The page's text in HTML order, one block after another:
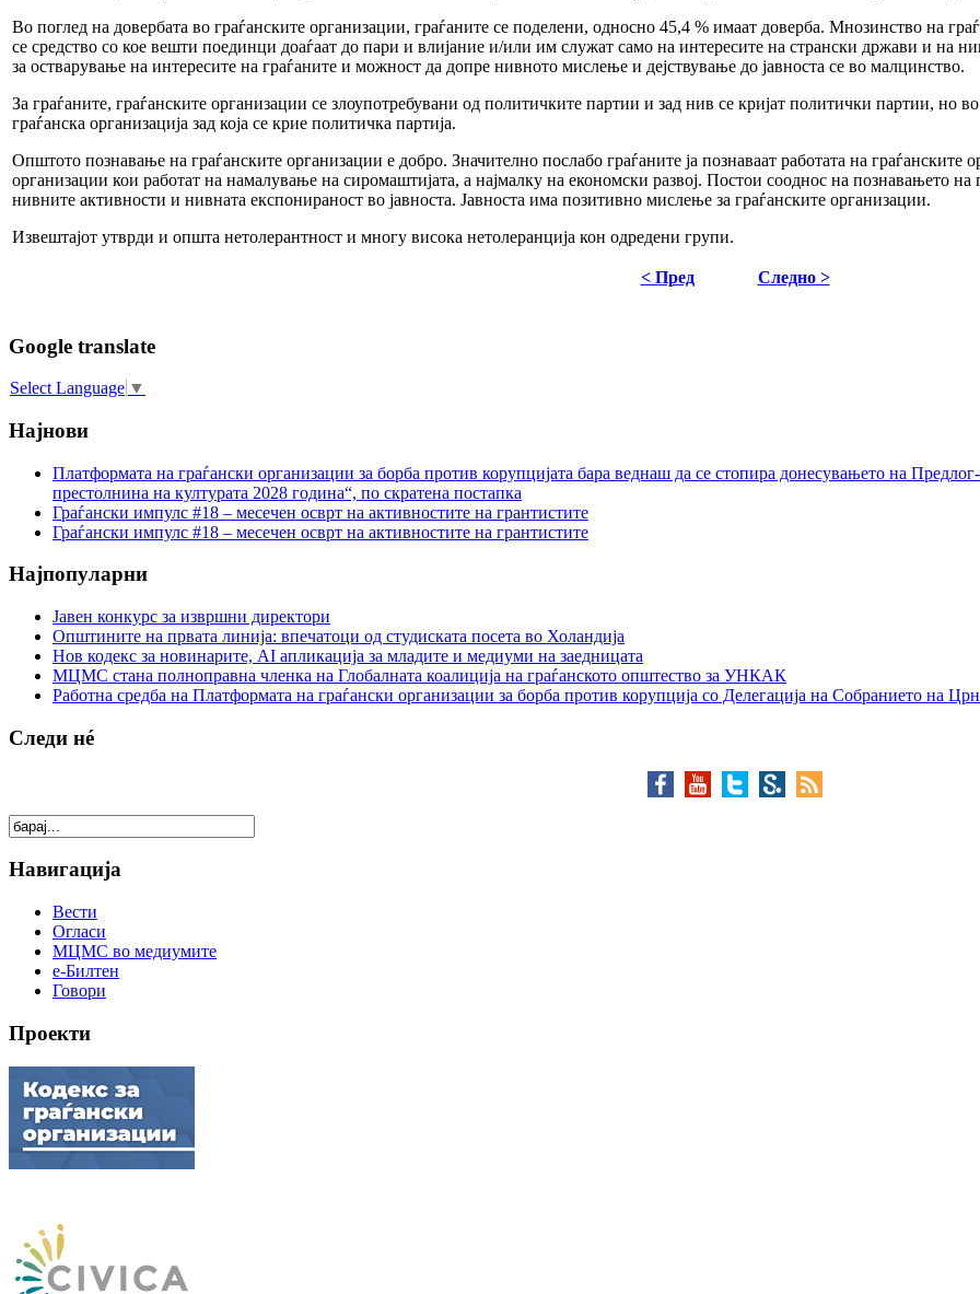
Во поглед на довербата во граѓанските организации, граѓаните се поделени, односно 45,4 % имаат доверба. Мнозинство на
се средство со кое вешти поединци доаѓаат до пари и влијание и/или им служат само на интересите на странски држави и на
за остварување на интересите на граѓаните и можност да допре нивното мислење и дејствување до јавноста се во малцинство.
За граѓаните, граѓанските организации се злоупотребувани од политичките партии и зад нив се кријат политички партии, но
граѓанска организација зад која се крие политичка партија.
Општото познавање на граѓанските организации е добро. Значително послабо граѓаните ја познаваат работата на граѓанските
организации кои работат на намалување на сиромаштијата, а најмалку на економски развој. Постои сооднос на познавањето
нивните активности и нивната експонираност во јавноста. Јавноста има позитивно мислење за граѓанските организации.
Извештајот утврди и општа нетолерантност и многу висока нетолеранција кон одредени групи.
< Пред Следно >
Google translate
Select Language ▼
Најнови
Платформата на граѓански организации за борба против корупцијата бара веднаш да се стопира донесувањето на
престолнина на културата 2028 година“, по скратена постапка
Граѓански импулс #18 – месечен осврт на активностите на грантистите
Граѓански импулс #18 – месечен осврт на активностите на грантистите
Најпопуларни
Јавен конкурс за извршни директори
Општините на првата линија: впечатоци од студиската посета во Холандија
Нов кодекс за новинарите, AI апликација за младите и медиуми на заедницата
МЦМС стана полноправна членка на Глобалната коалиција на граѓанското општество за УНКАК
Работна средба на Платформата на граѓански организации за борба против корупција со Делегација на Собранието на
Следи нé
Навигација
Вести
Огласи
МЦМС во медиумите
е-Билтен
Говори
Проекти